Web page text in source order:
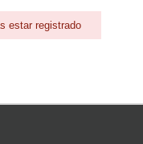
estar registrado